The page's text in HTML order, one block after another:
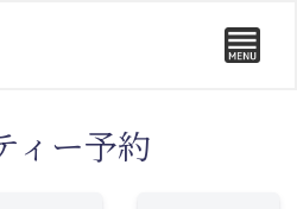
ィー予約